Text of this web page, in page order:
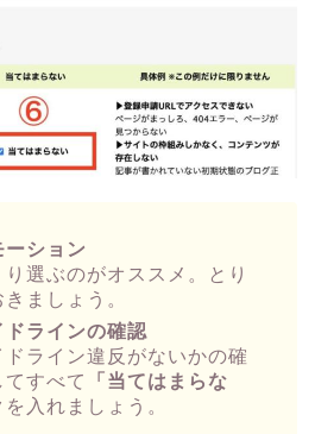
ーション
選ぶのがオススメ。とり
ましょう。
ラインの確認
ライン違反がないかの確
すべて
「当てはまらな
入れましょう。